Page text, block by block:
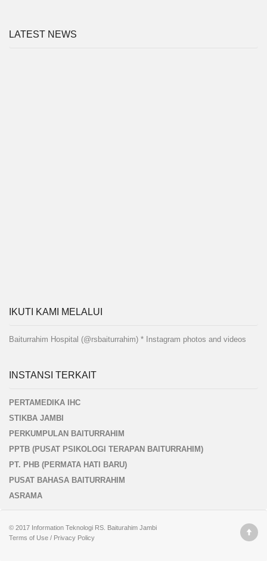
LATEST NEWS
IKUTI KAMI MELALUI
Baiturrahim Hospital (@rsbaiturrahim) * Instagram photos and videos
INSTANSI TERKAIT
PERTAMEDIKA IHC
STIKBA JAMBI
PERKUMPULAN BAITURRAHIM
PPTB (PUSAT PSIKOLOGI TERAPAN BAITURRAHIM)
PT. PHB (PERMATA HATI BARU)
PUSAT BAHASA BAITURRAHIM
ASRAMA
© 2017 Information Teknologi RS. Baiturahim Jambi
Terms of Use / Privacy Policy